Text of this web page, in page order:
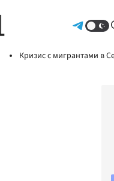
Кризис с мигрантами в